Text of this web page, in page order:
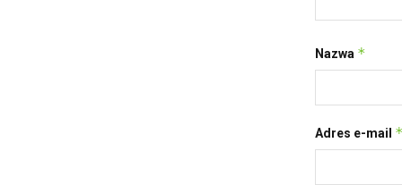
Nazwa *
Adres e-mail *